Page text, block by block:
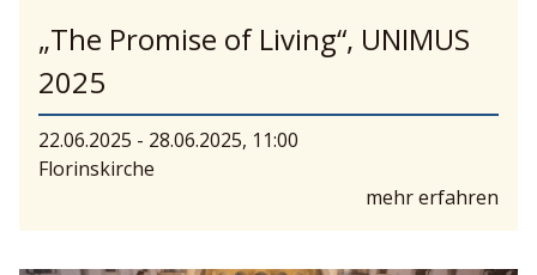
„The Promise of Living“, UNIMUS
2025
22.06.2025 - 28.06.2025, 11:00
Florinskirche
mehr erfahren